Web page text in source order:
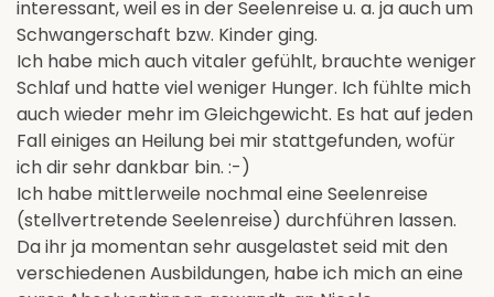
interessant, weil es in der Seelenreise u. a. ja auch um
Schwangerschaft bzw. Kinder ging.
Ich habe mich auch vitaler gefühlt, brauchte weniger
Schlaf und hatte viel weniger Hunger. Ich fühlte mich
auch wieder mehr im Gleichgewicht. Es hat auf jeden
Fall einiges an Heilung bei mir stattgefunden, wofür
ich dir sehr dankbar bin. :-)
Ich habe mittlerweile nochmal eine Seelenreise
(stellvertretende Seelenreise) durchführen lassen.
Da ihr ja momentan sehr ausgelastet seid mit den
verschiedenen Ausbildungen, habe ich mich an eine